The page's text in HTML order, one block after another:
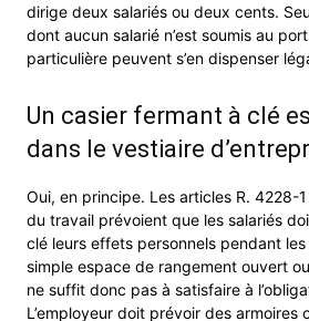
dirige deux salariés ou deux cents.
dont aucun salarié n’est soumis au
particulière peuvent s’en dispenser
Un casier fermant à clé
dans le vestiaire
Oui, en principe. Les articles R. 4228-
du travail prévoient que les salariés
clé leurs effets personnels pendant
simple espace de rangement ouvert
ne suffit donc pas à satisfaire à
L’employeur doit prévoir des armoires